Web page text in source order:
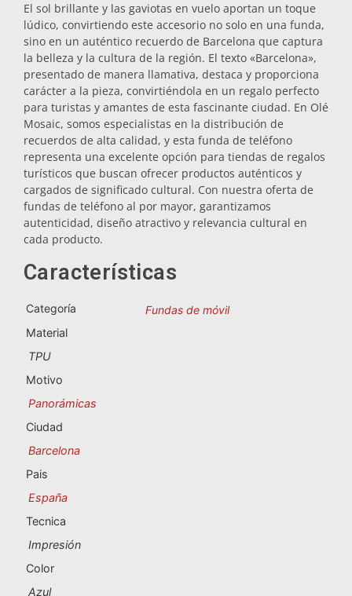
Vasos de chupito
Souvenirs por ciudad
Souvenirs de España
A Coruña
Alicante
Almería
Barcelona
El sol brillante y las gaviotas en vuelo aportan un toque
lúdico, convirtiendo este accesorio no solo en una funda,
sino en un auténtico recuerdo de Barcelona que captura
la belleza y la cultura de la región. El texto «Barcelona»,
presentado de manera llamativa, destaca y proporciona
carácter a la pieza, convirtiéndola en un regalo perfecto
para turistas y amantes de esta fascinante ciudad. En Olé
Mosaic, somos especialistas en la distribución de
recuerdos de alta calidad, y esta funda de teléfono
representa una excelente opción para tiendas de regalos
turísticos que buscan ofrecer productos auténticos y
cargados de significado cultural. Con nuestra oferta de
fundas de teléfono al por mayor, garantizamos
autenticidad, diseño atractivo y relevancia cultural en
cada producto.
Características
Categoría
Fundas de móvil
Material
TPU
Motivo
Panorámicas
Ciudad
Barcelona
Pais
España
Tecnica
Impresión
Color
Azul